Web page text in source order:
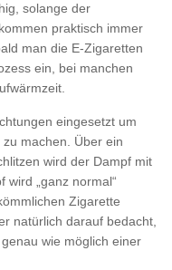
solange der
praktisch immer
man die E-Zigaretten
ein, bei manchen
eingesetzt um
machen. Über ein
wird der Dampf mit
wird „ganz normal“
Zigarette
natürlich darauf bedacht,
wie möglich einer